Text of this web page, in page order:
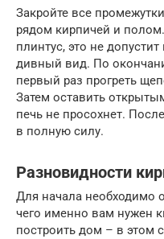
Закройте все
рядом кирпичей и
плинтус, это не
дивный вид. По
первый раз прогреть
Затем оставить
печь не просохнет.
в полную силу.
Разновидности
Для начала необходимо
чего именно вам нужен
построить дом – в этом